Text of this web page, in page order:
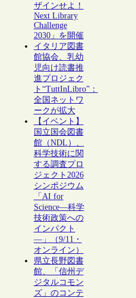
ザインせよ！
Next Library
Challenge
2030」を開催
イタリア図書
館協会、乳幼
児向け読書推
進プロジェク
ト“TuttInLibro”：
全国ネットワ
ークが拡大
【イベント】
国立国会図書
館（NDL）、
科学技術に関
する調査プロ
ジェクト2026
シンポジウム
「AI for
Science―科学
技術政策への
インパクト
―」（9/11・
オンライン）
県立長野図書
館、「信州デ
ジタルコモン
ズ」のコンテ